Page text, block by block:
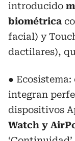
introducido
biométrica
facial) y
dactilares),
●
integran
dispositivos
Watch y